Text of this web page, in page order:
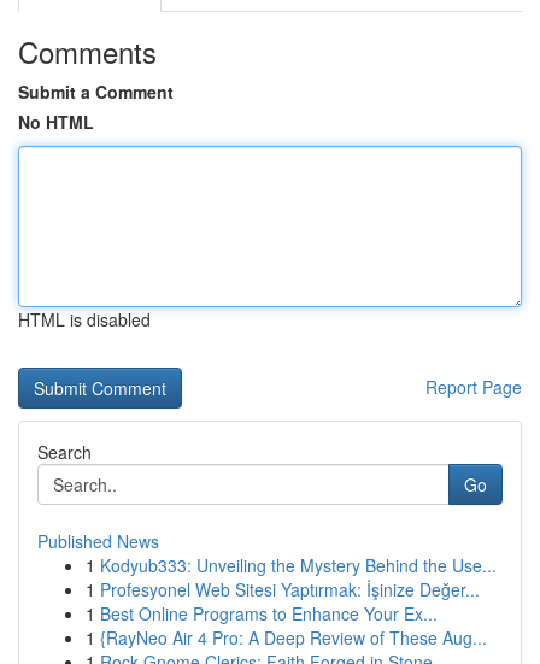
Comments
Submit a Comment
No HTML
HTML is disabled
Report Page
Search
Go
Published News
1 Kodyub333: Unveiling the Mystery Behind the Use...
1 Profesyonel Web Sitesi Yaptırmak: İşinize Değer...
1 Best Online Programs to Enhance Your Ex...
1 {RayNeo Air 4 Pro: A Deep Review of These Aug...